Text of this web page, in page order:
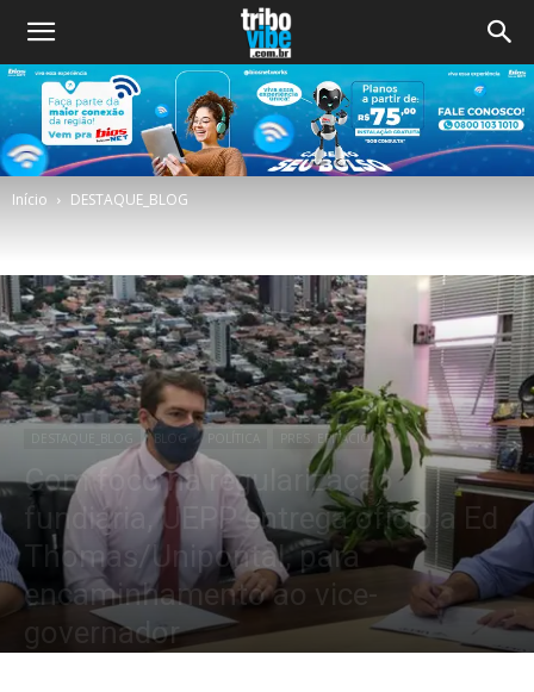
Início DESTAQUE_BLOG
BLOG PRES. EPITÁCIO
Com foco na regularização
fundiária, UEPP entrega ofício a Ed
Thomas/Unipontal, para
encaminhamento ao vice-
governador